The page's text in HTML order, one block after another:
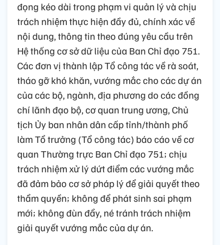
đọng kéo dài trong phạm vi quản lý và chịu
trách nhiệm thực hiện đầy đủ, chính xác về
nội dung, thông tin theo đúng yêu cầu trên
Hệ thống cơ sở dữ liệu của Ban Chỉ đạo 751.
Các đơn vị thành lập Tổ công tác về rà soát,
tháo gỡ khó khăn, vướng mắc cho các dự án
của các bộ, ngành, địa phương do các đồng
chí lãnh đạo bộ, cơ quan trung ương, Chủ
tịch Ủy ban nhân dân cấp tỉnh/thành phố
làm Tổ trưởng (Tổ công tác) báo cáo về cơ
quan Thường trực Ban Chỉ đạo 751; chịu
trách nhiệm xử lý dứt điểm các vướng mắc
đã đảm bảo cơ sở pháp lý để giải quyết theo
thẩm quyền; không để phát sinh sai phạm
mới; không đùn đẩy, né tránh trách nhiệm
giải quyết vướng mắc của dự án.